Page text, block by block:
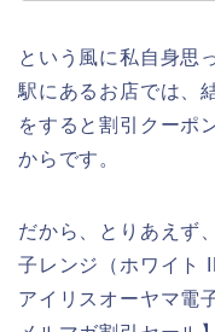
という風に私自身思
駅にあるお店では、
をすると割引クーポ
からです。
だから、とりあえず
子レンジ（ホワイト
アイリスオーヤマ電